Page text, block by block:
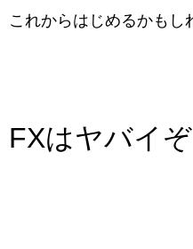
これからはじめるかもし
FXはヤバイぞ